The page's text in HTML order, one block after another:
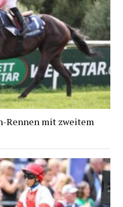
Rennen mit zweitem